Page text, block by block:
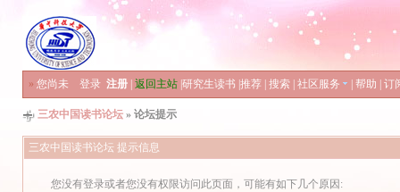
» 您尚未 登录 注册 返回主站 研究生读书 推荐 搜索 社区服务 帮助 订
三农中国读书论坛 » 论坛提示
三农中国读书论坛 提示信息
您没有登录或者您没有权限访问此页面，可能有如下几个原因: